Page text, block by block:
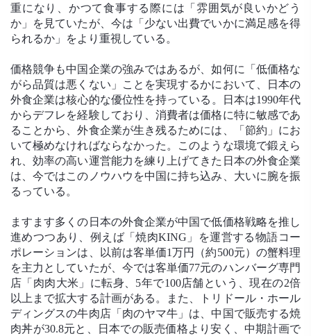
重になり、かつて食事する際には「雰囲気が良いかどう
か」を見ていたが、今は「少ない出費でいかに満足感を得
られるか」をより重視している。
価格競争も中国企業の強みではあるが、如何に「低価格な
がら品質は悪くない」ことを実現するかにおいて、日本の
外食企業は核心的な優位性を持っている。日本は1990年代
からデフレを経験しており、消費者は価格に特に敏感であ
ることから、外食企業が生き残るためには、「節約」にお
いて極めなければならなかった。このような環境で鍛えら
れ、効率の高い運営能力を練り上げてきた日本の外食企業
は、今ではこのノウハウを中国に持ち込み、大いに腕を振
るっている。
ますます多くの日本の外食企業が中国で低価格戦略を推し
進めつつあり、例えば「焼肉KING」を運営する物語コー
ポレーションは、以前は客単価1万円（約500元）の蟹料理
を主力としていたが、今では客単価77元のハンバーグ専門
店「肉肉大米」に転身、5年で100店舗という、現在の2倍
以上まで拡大する計画がある。また、トリドール・ホール
ディングスの牛肉店「肉のヤマ牛」は、中国で販売する焼
肉丼が30.8元と、日本での販売価格より安く、中期計画で